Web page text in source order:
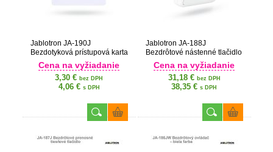
Jablotron JA-190J
Bezdotyková prístupová karta
RFID pre systém
JABLOTRON 100
Cena na vyžiadanie
3,30 € bez DPH
4,06 € s DPH
Jablotron JA-188J
Bezdrôtové nástenné tlačidlo
Cena na vyžiadanie
31,18 € bez DPH
38,35 € s DPH